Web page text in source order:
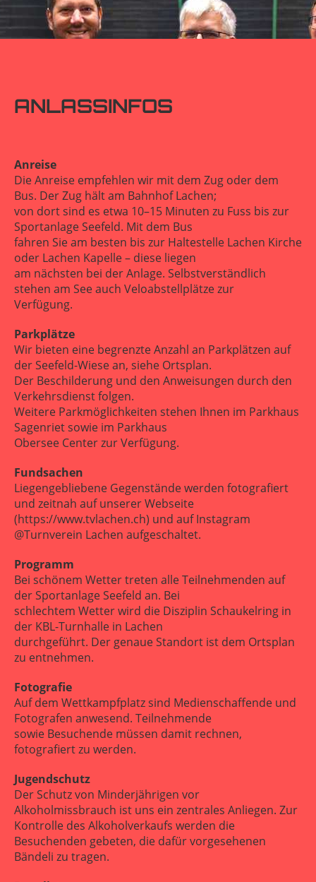
ANLASSINFOS
Anreise
Die Anreise empfehlen wir mit dem Zug oder dem
Bus. Der Zug hält am Bahnhof Lachen;
von dort sind es etwa 10–15 Minuten zu Fuss bis zur
Sportanlage Seefeld. Mit dem Bus
fahren Sie am besten bis zur Haltestelle Lachen Kirche
oder Lachen Kapelle – diese liegen
am nächsten bei der Anlage. Selbstverständlich
stehen am See auch Veloabstellplätze zur
Verfügung.
Parkplätze
Wir bieten eine begrenzte Anzahl an Parkplätzen auf
der Seefeld-Wiese an, siehe Ortsplan.
Der Beschilderung und den Anweisungen durch den
Verkehrsdienst folgen.
Weitere Parkmöglichkeiten stehen Ihnen im Parkhaus
Sagenriet sowie im Parkhaus
Obersee Center zur Verfügung.
Fundsachen
Liegengebliebene Gegenstände werden fotografiert
und zeitnah auf unserer Webseite
(https://www.tvlachen.ch) und auf Instagram
@Turnverein Lachen aufgeschaltet.
Programm
Bei schönem Wetter treten alle Teilnehmenden auf
der Sportanlage Seefeld an. Bei
schlechtem Wetter wird die Disziplin Schaukelring in
der KBL-Turnhalle in Lachen
durchgeführt. Der genaue Standort ist dem Ortsplan
zu entnehmen.
Fotografie
Auf dem Wettkampfplatz sind Medienschaffende und
Fotografen anwesend. Teilnehmende
sowie Besuchende müssen damit rechnen,
fotografiert zu werden.
Jugendschutz
Der Schutz von Minderjährigen vor
Alkoholmissbrauch ist uns ein zentrales Anliegen. Zur
Kontrolle des Alkoholverkaufs werden die
Besuchenden gebeten, die dafür vorgesehenen
Bändeli zu tragen.